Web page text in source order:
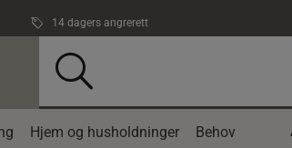
14 dagers angrerett
Hjem og husholdninger Behov